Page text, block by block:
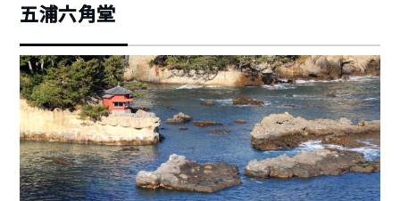
五浦六角堂